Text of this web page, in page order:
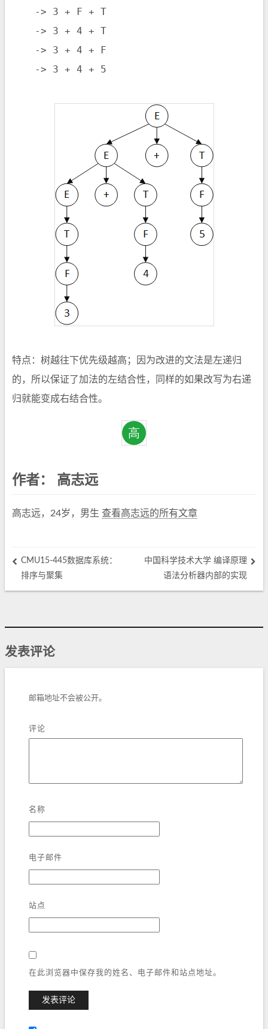
   -> 3 + F + T
   -> 3 + 4 + T
   -> 3 + 4 + F
   -> 3 + 4 + 5
特点：树越往下优先级越高；因为改进的文法是左递归
的，所以保证了加法的左结合性，同样的如果改写为右递
归就能变成右结合性。
作者： 高志远
高志远，24岁，男生 查看高志远的所有文章
CMU15-445数据库系统：
排序与聚集
中国科学技术大学 编译原理
语法分析器内部的实现
发表评论
邮箱地址不会被公开。
评论
名称
电子邮件
站点
在此浏览器中保存我的姓名、电子邮件和站点地址。